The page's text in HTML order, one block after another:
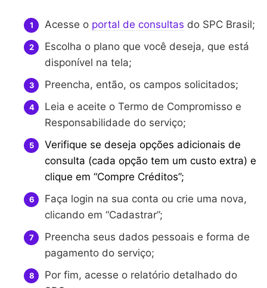
Acesse o portal de consultas do SPC Brasil;
Escolha o plano que você deseja, que está
disponível na tela;
Preencha, então, os campos solicitados;
Leia e aceite o Termo de Compromisso e
Responsabilidade do serviço;
Verifique se deseja opções adicionais de
consulta (cada opção tem um custo extra) e
clique em “Compre Créditos”;
Faça login na sua conta ou crie uma nova,
clicando em “Cadastrar”;
Preencha seus dados pessoais e forma de
pagamento do serviço;
Por fim, acesse o relatório detalhado do